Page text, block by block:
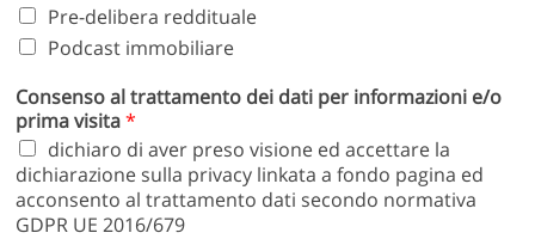
Pre-delibera reddituale
Podcast immobiliare
Consenso al trattamento dei dati per informazioni e/o
prima visita*
dichiaro di aver preso visione ed accettare la
dichiarazione sulla privacy linkata a fondo pagina ed
acconsento al trattamento dati secondo normativa
GDPR UE 2016/679